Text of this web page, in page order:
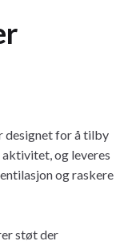
designet for å tilby
og leveres
og raskere
støt der